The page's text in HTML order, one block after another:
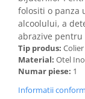
folositi o panza
alcoolului, a
abrazive pentru
Tip produs: Colier
Material: Otel
Numar piese: 1
Informatii